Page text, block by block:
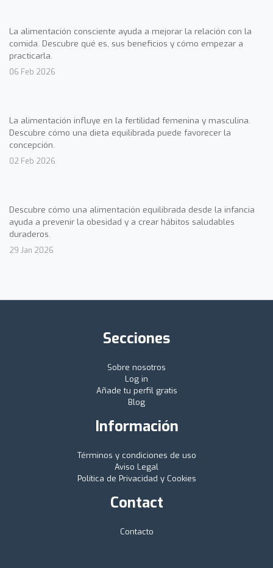
La alimentación consciente ayuda a mejorar la relación con la
comida. Descubre qué es, sus beneficios y cómo empezar a
practicarla.
06 Feb 2026
La alimentación influye en la fertilidad femenina y masculina.
Descubre cómo una dieta equilibrada puede favorecer la
concepción.
02 Feb 2026
Descubre cómo una alimentación equilibrada desde la infancia
ayuda a prevenir la obesidad y a crear hábitos saludables
duraderos.
29 Jan 2026
Secciones
Sobre nosotros
Log in
Añade tu perfil gratis
Blog
Información
Términos y condiciones de uso
Aviso Legal
Política de Privacidad y Cookies
Contact
Contacto